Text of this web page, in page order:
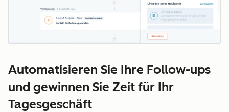
Automatisieren Sie Ihre Follow-ups
und gewinnen Sie Zeit für Ihr
Tagesgeschäft